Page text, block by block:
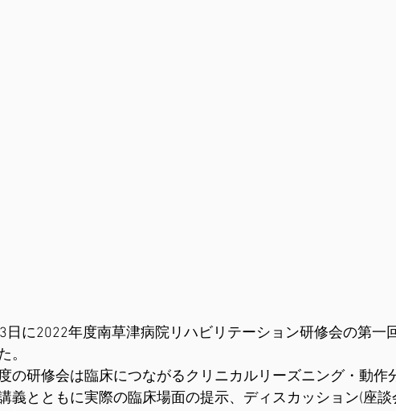
日に2022年度南草津病院リハビリテーション研修会の第一
。
の研修会は臨床につながるクリニカルリーズニング・動作
義とともに実際の臨床場面の提示、ディスカッション(座